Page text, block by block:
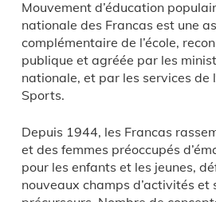
Mouvement d’éducation
nationale des Francas est une
complémentaire de l’école,
publique et agréée par les
nationale, et par les services de
Sports.
Depuis 1944, les Francas
et des femmes préoccupés
pour les enfants et les jeunes,
nouveaux champs d’activités et